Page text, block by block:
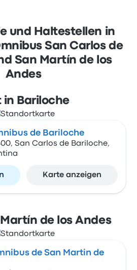
und Haltestellen in
San Carlos de
San Martín de los
Andes
in Bariloche
de Bariloche
San Carlos de Bariloche,
Karte anzeigen
de los Andes
de San Martin de